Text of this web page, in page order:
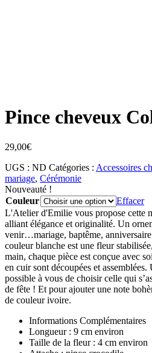
Pince cheveux
29,00€
UGS : ND Catégories : Accessoires
mariage, Cérémonie
Nouveauté !
Couleur
Effacer
L'Atelier d'Emilie vous propose cette
alliant élégance et originalité. Un
venir…mariage, baptême,
couleur blanche est une fleur
main, chaque pièce est conçue avec
en cuir sont découpées et
possible à vous de choisir celle qui
de fête ! Et pour ajouter une note
de couleur ivoire.
Informations Complémentaires
Longueur : 9 cm environ
Taille de la fleur : 4 cm environ